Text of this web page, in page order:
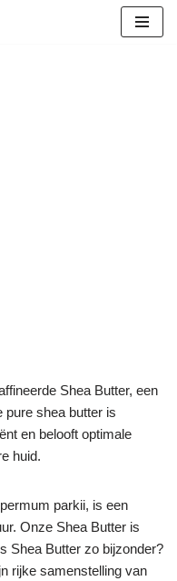
Shea Butter, een
pure shea butter is
en belooft optimale
huid.
parkii, is een
Onze Shea Butter is
Shea Butter zo bijzonder?
rijke samenstelling van